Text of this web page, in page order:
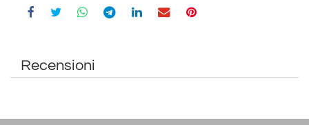
Recensioni